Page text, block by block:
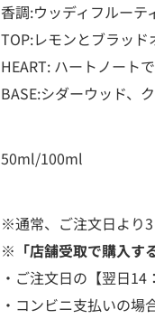
香調:ウッディフルーテ
TOP:レモンとブラッ
HEART: ハートノート
BASE:シダーウッド、
50ml/100ml
※通常、ご注文日より3
※「店舗受取で購入す
・ご注文日の【翌日14
・コンビニ支払いの場